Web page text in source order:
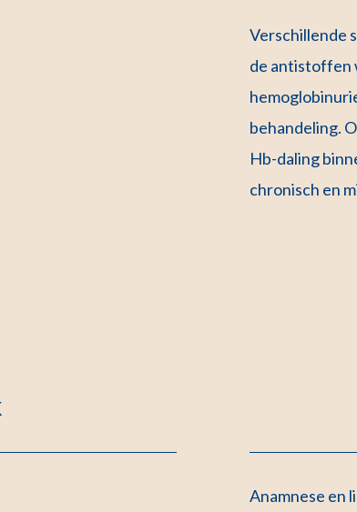
Verschillende
de antistoffen
behandeling.
Hb-daling
chronisch en
Anamnese en